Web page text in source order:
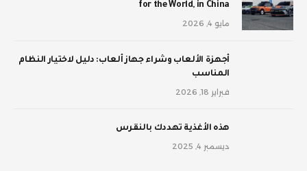
for the World, in China
مايو 4, 2026
أجهزة الألعاب وشراء جهاز ألعاب: دليل لاختيار النظام
المناسب
فبراير 18, 2026
‫هذه الأغذية تهددك بالنقرس
ديسمبر 4, 2025